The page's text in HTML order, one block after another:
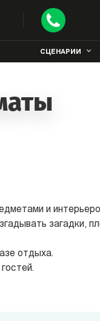
СЦЕНАРИИ
и
загадки,
отдыха.